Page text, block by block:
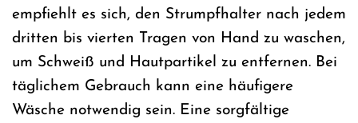
empfiehlt es sich, den Strumpfhalter nach jedem
dritten bis vierten Tragen von Hand zu waschen,
um Schweiß und Hautpartikel zu entfernen. Bei
täglichem Gebrauch kann eine häufigere
Wäsche notwendig sein. Eine sorgfältige